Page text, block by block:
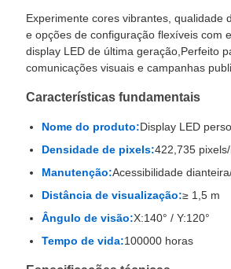
Experimente cores vibrantes, qualidade
e opções de configuração flexíveis com
display LED de última geração,Perfeito
comunicações visuais e campanhas
Características fundamentais
Nome do produto:Display LED
Densidade de pixels:422,735
Manutenção:Acessibilidade
Distância de visualização:≥ 1,5 m
Ângulo de visão:X:140° / Y:120°
Tempo de vida:100000 horas